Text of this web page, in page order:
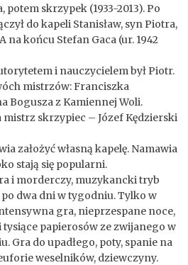
potem skrzypek (1933-2013). Po
do kapeli Stanisław, syn Piotra,
na końcu Stefan Gaca (ur. 1942
i nauczycielem był Piotr.
mistrzów: Franciszka
Bogusza z Kamiennej Woli.
mistrz skrzypiec – Józef Kędzierski
założyć własną kapelę. Namawia
stają się popularni.
i morderczy, muzykancki tryb
dwa dni w tygodniu. Tylko w
gra, nieprzespane noce,
tysiące papierosów ze zwijanego w
Gra do upadłego, poty, spanie na
weselników, dziewczyny.